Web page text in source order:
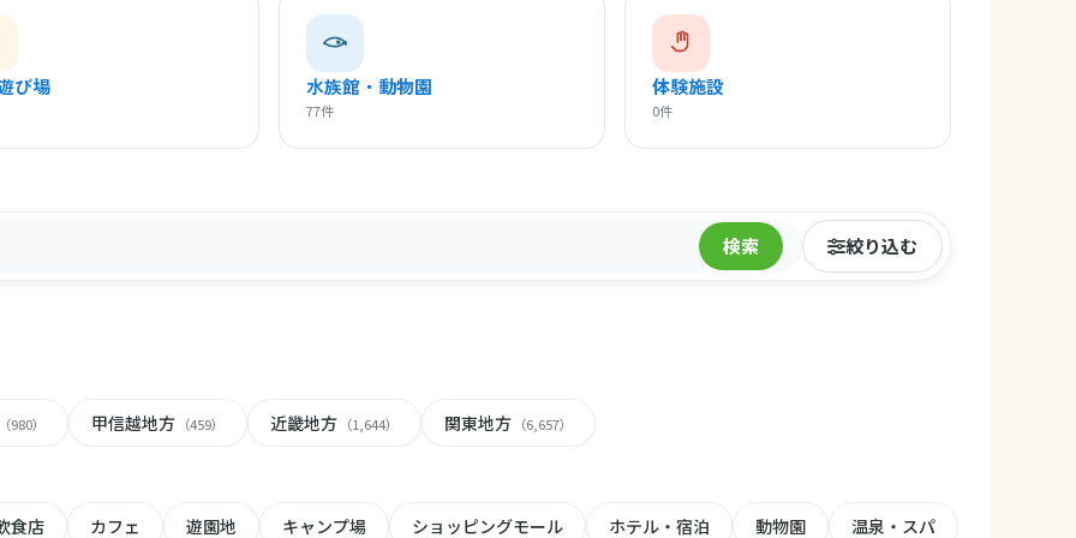
び場 水族館・動物園
77件
体験施設
0件
検索 絞り込む
980） 甲信越地方 （459） 近畿地方 （1,644） 関東地方 （6,657）
食店 カフェ 遊園地 キャンプ場 ショッピングモール ホテル・宿泊 動物園 温泉・スパ